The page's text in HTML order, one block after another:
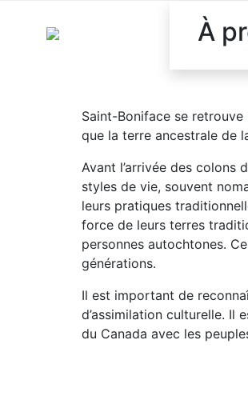
À
Saint-Boniface se retrouve
que la terre ancestrale de
Avant l’arrivée des colons
styles de vie, souvent
leurs pratiques
force de leurs terres
personnes autochtones.
générations.
Il est important de
d’assimilation culturelle. Il
du Canada avec les